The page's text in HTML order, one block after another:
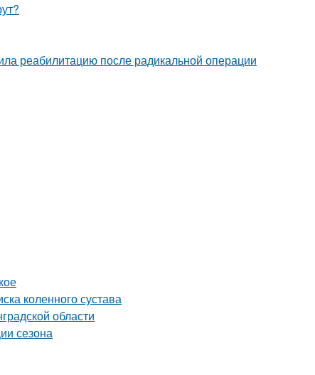
реабилитацию после радикальной операции
коленного сустава
области
сезона